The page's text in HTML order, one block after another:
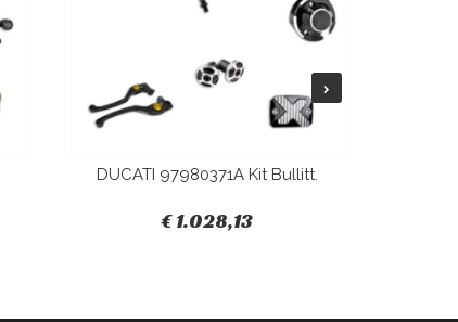
DUCATI 97980371A Kit Bullitt.
€ 1.028,13